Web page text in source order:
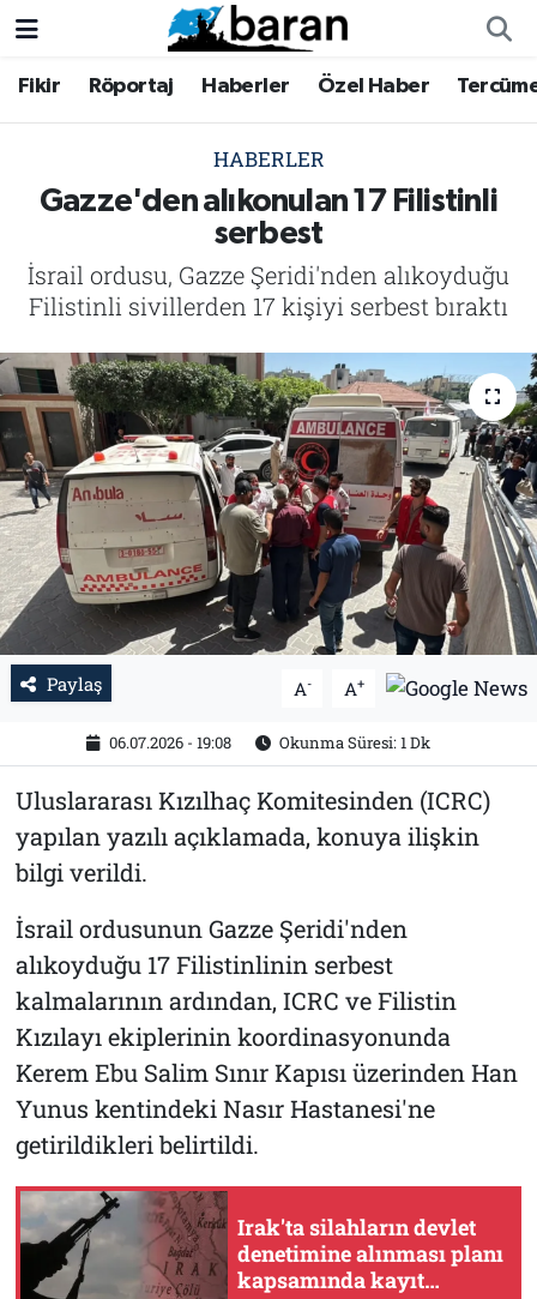
Fikir Röportaj Haberler Özel Haber
HABERLER
Gazze'den alıkonulan 17 Filistinli
serbest
İsrail ordusu, Gazze Şeridi'nden alıkoyduğu
Filistinli sivillerden 17 kişiyi serbest bıraktı
Paylaş A- A+
06.07.2026 - 19:08 Okunma Süresi: 1 Dk
Uluslararası Kızılhaç Komitesinden (ICRC)
yapılan yazılı açıklamada, konuya ilişkin
bilgi verildi.
İsrail ordusunun Gazze Şeridi'nden
alıkoyduğu 17 Filistinlinin serbest
kalmalarının ardından, ICRC ve Filistin
Kızılayı ekiplerinin koordinasyonunda
Kerem Ebu Salim Sınır Kapısı üzerinden Han
Yunus kentindeki Nasır Hastanesi'ne
getirildikleri belirtildi.
Irak'ta silahların devlet
denetimine alınması planı
kapsamında kayıt
Fikir
Haberler
Özel Haber
İktibas
Büyük Doğu-İbda
Dergi
Tarih
Fikir
Haberler
Özel Haber
İktibas
Büyük Doğu-İbda
Dergi
İletişim
Künye
Nöbetçi Eczaneler
Trafik Durumu
Süper Lig Puan Durumu ve Fikstür
Son Dakika Haberleri
Haber Arşivi